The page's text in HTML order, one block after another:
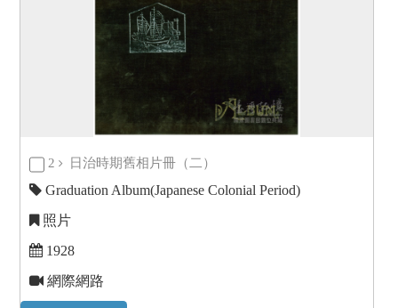
2 日治時期舊相片冊（二）
Graduation Album(Japanese Colonial Period)
照片
1928
網際網路